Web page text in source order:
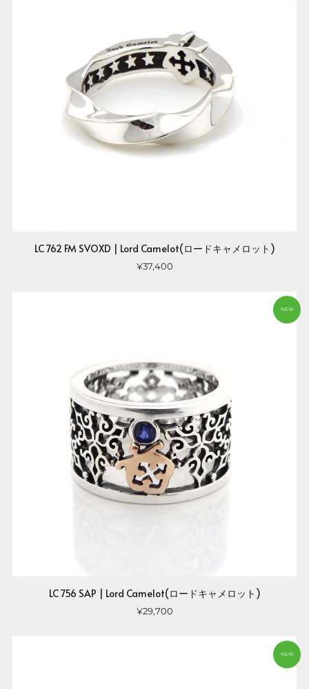
LC 762 FM SVOXD | Lord Camelot(ロードキャメロット)
¥37,400
NEW
LC 756 SAP | Lord Camelot(ロードキャメロット)
¥29,700
NEW